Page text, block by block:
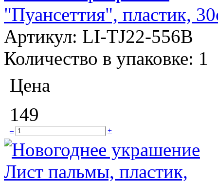
"Пуансеттия", пластик,
Артикул: LI-TJ22-556B
Количество в упаковке: 1
Цена
149
– +